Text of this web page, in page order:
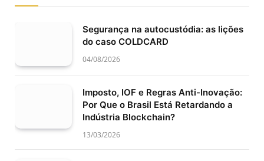
Segurança na autocustódia: as lições
do caso COLDCARD
04/08/2026
Imposto, IOF e Regras Anti-Inovação:
Por Que o Brasil Está Retardando a
Indústria Blockchain?
13/03/2026